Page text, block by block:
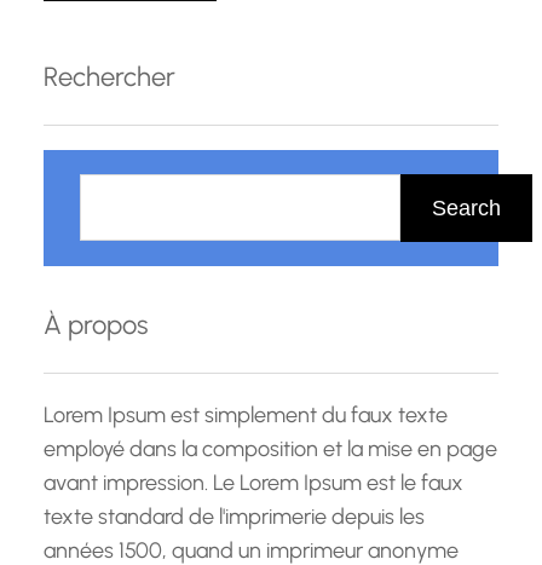
une formation en finance…
Rechercher
h
r
c
h
Search
À propos
Lorem Ipsum est simplement du faux texte
employé dans la composition et la mise en page
avant impression. Le Lorem Ipsum est le faux
texte standard de l'imprimerie depuis les
années 1500, quand un imprimeur anonyme